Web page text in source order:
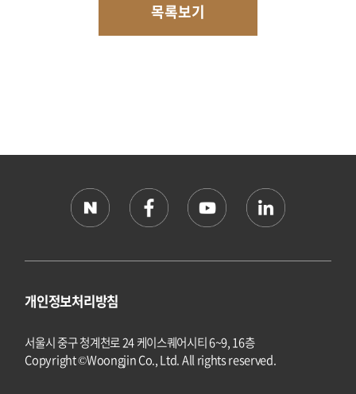
목록보기
개인정보처리방침
서울시 중구 청계천로 24 케이스퀘어시티 6~9, 16층
Copyright ©Woongjin Co., Ltd. All rights reserved.